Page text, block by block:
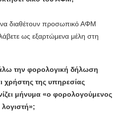
να διαθέτουν προσωπικό ΑΦΜ
ως εξαρτώμενα μέλη στη
την φορολογική δήλωση
χρήστης της υπηρεσίας
μήνυμα «ο φορολογούμενος
λογιστή»;